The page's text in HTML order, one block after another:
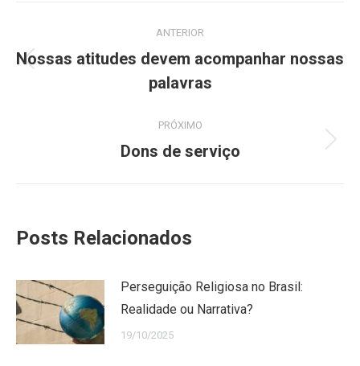
de
ANTERIOR
Post
anterior:
Nossas atitudes devem acompanhar nossas
palavras
PRÓXIMO
Próximo
Dons de serviço
Posts Relacionados
Perseguição Religiosa no Brasil:
Realidade ou Narrativa?
19/10/2025